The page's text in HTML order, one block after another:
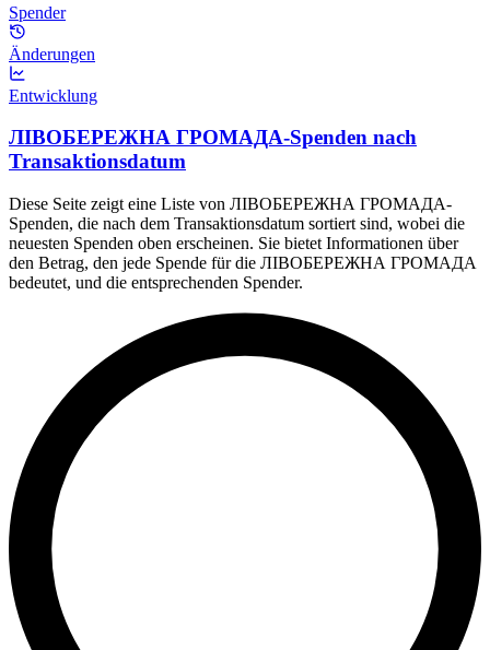
Spender
Änderungen
Entwicklung
ЛІВОБЕРЕЖНА ГРОМАДА-Spenden nach
Transaktionsdatum
Diese Seite zeigt eine Liste von ЛІВОБЕРЕЖНА ГРОМАДА-
Spenden, die nach dem Transaktionsdatum sortiert sind, wobei die
neuesten Spenden oben erscheinen. Sie bietet Informationen über
den Betrag, den jede Spende für die ЛІВОБЕРЕЖНА ГРОМАДА
bedeutet, und die entsprechenden Spender.